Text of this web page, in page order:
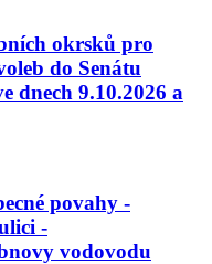
okrsků pro
do Senátu
dnech 9.10.2026 a
povahy -
-
vodovodu